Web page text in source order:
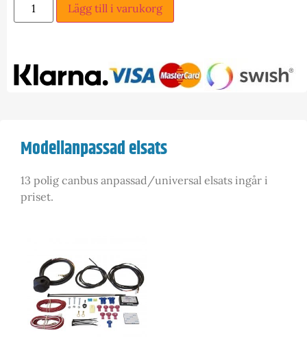
Lägg till i varukorg
Modellanpassad elsats
13 polig canbus anpassad/universal elsats ingår i
priset.